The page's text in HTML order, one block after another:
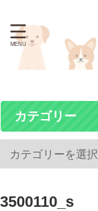
カテゴリー
3500110_s